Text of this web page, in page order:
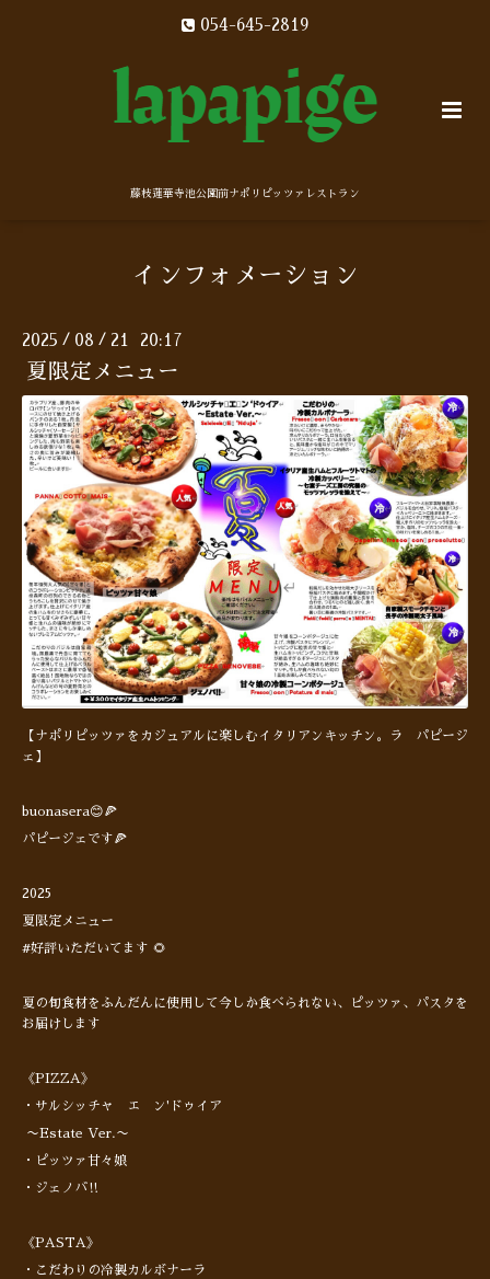
054-645-2819
藤枝蓮華寺池公園前ナポリピッツァレストラン
インフォメーション
2025 / 08 / 21 20:17
夏限定メニュー
【ナポリピッツァをカジュアルに楽しむイタリアンキッチン。ラ パピージ
ェ】
buonasera😊🍕
パピージェです🍕
2025
夏限定メニュー
#好評いただいてます 🌻
夏の旬食材をふんだんに使用して今しか食べられない、ピッツァ、パスタを
お届けします
《PIZZA》
・サルシッチャ エ ン'ドゥイア
〜Estate Ver.〜
・ピッツァ甘々娘
・ジェノバ‼︎
《PASTA》
・こだわりの冷製カルボナーラ